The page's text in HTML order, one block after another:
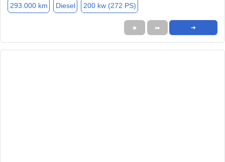
293.000 km Diesel 200 kw (272 PS)
★ ➦ ➜